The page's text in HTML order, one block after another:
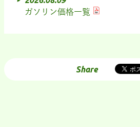
ガソリン価格一覧
Share